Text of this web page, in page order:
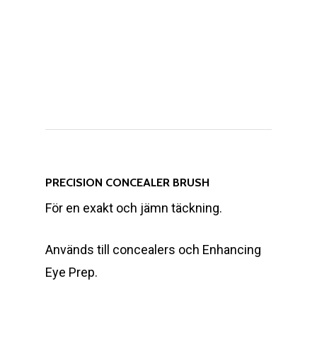
PRECISION CONCEALER BRUSH
För en exakt och jämn täckning.
Används till concealers och Enhancing
Eye Prep.